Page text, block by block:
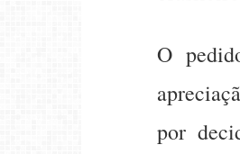
O
por